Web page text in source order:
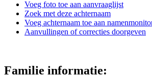
Voeg foto toe aan aanvraaglijst
Zoek met deze achternaam
Voeg achternaam toe aan
Aanvullingen of correcties doorgeven
Familie informatie: